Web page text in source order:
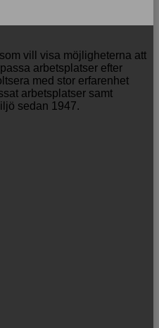
vill visa möjligheterna att
arbetsplatser efter
med stor erfarenhet
arbetsplatser samt
sedan 1947.